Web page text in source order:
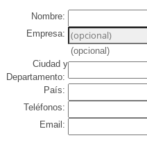
Nombre:
Empresa:
(opcional)
Ciudad y
Departamento:
País:
Teléfonos:
Email: